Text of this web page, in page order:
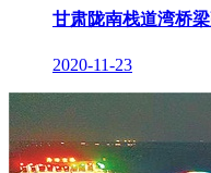
甘肃陇南栈道湾桥
2020-11-23